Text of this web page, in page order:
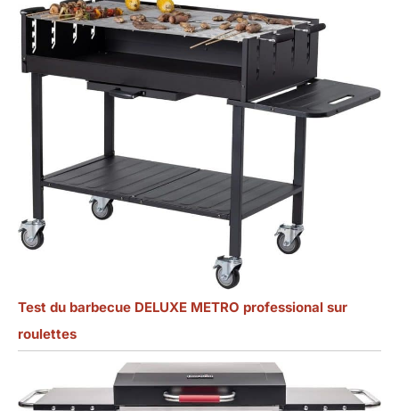
Test du barbecue DELUXE METRO professional sur
roulettes